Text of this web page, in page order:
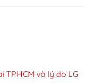
TP.HCM và lý do LG